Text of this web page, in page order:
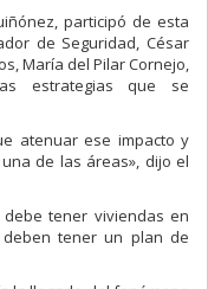
participó de esta
de Seguridad, César
María del Pilar Cornejo,
estrategias que se
atenuar ese impacto y
de las áreas», dijo el
tener viviendas en
tener un plan de